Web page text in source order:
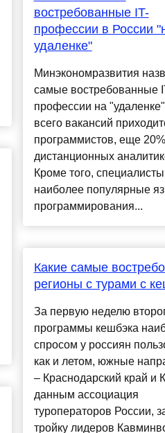
востребованные IT-
профессии в России
удаленке"
Минэкономразвития
самые востребованные
профессии на
всего вакансий
программистов, еще
дистанционных
Кроме того,
наиболее популярные
программирования...
Какие самые
регионы с турами с
За первую неделю
программы кешбэка
спросом у россиян
как и летом, южные
– Краснодарский край и
данным ассоциация
туроператоров России,
тройку лидеров